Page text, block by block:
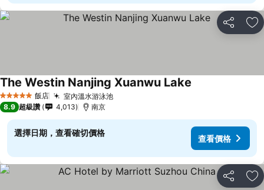
分享 加
5 星級 飯店 室內溫水游泳池
The Westin Nanjing Xuanwu Lake
8.9 超級讚 4,013 南京
選擇日期，查看確切價格
查看價格
分享 加